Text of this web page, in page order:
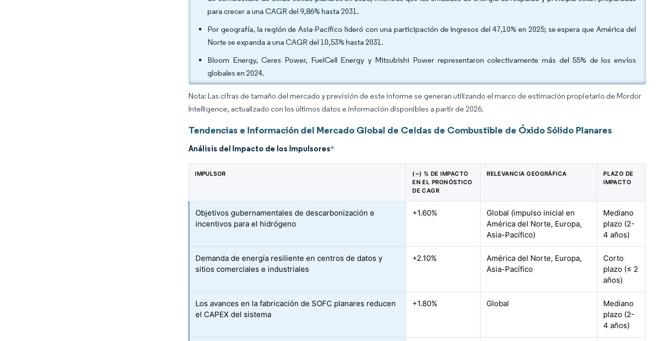
para crecer a una CAGR del 9,86% hasta 2031.
Por geografía, la región de Asia-Pacífico lideró con una participación de ingresos del 47,10% en 2025; se espera que América del
Norte se expanda a una CAGR del 10,53% hasta 2031.
Bloom Energy, Ceres Power, FuelCell Energy y Mitsubishi Power representaron colectivamente más del 55% de los envíos
globales en 2024.
Nota: Las cifras de tamaño del mercado y previsión de este informe se generan utilizando el marco de estimación propietario de Mordor
Intelligence, actualizado con los últimos datos e información disponibles a partir de 2026.
Tendencias e Información del Mercado Global de Celdas de Combustible de Óxido Sólido Planares
Análisis del Impacto de los Impulsores*
IMPULSOR
(~) % DE IMPACTO
EN EL PRONÓSTICO
DE CAGR
RELEVANCIA GEOGRÁFICA
PLAZO DE
IMPACTO
Objetivos gubernamentales de descarbonización e
incentivos para el hidrógeno
+1.60%
Global (impulso inicial en
América del Norte, Europa,
Asia-Pacífico)
Mediano
plazo (2-
4 años)
Demanda de energía resiliente en centros de datos y
sitios comerciales e industriales
+2.10%
América del Norte, Europa,
Asia-Pacífico
Corto
plazo (≤ 2
años)
Los avances en la fabricación de SOFC planares reducen
el CAPEX del sistema
+1.80% Global
Mediano
plazo (2-
4 años)